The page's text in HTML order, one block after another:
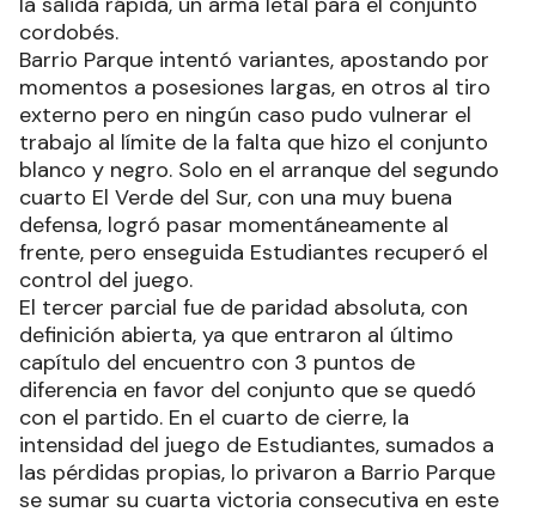
cordobés.
Barrio Parque intentó variantes, apostando por
momentos a posesiones largas, en otros al tiro
externo pero en ningún caso pudo vulnerar el
trabajo al límite de la falta que hizo el conjunto
blanco y negro. Solo en el arranque del segundo
cuarto El Verde del Sur, con una muy buena
defensa, logró pasar momentáneamente al
frente, pero enseguida Estudiantes recuperó el
control del juego.
El tercer parcial fue de paridad absoluta, con
definición abierta, ya que entraron al último
capítulo del encuentro con 3 puntos de
diferencia en favor del conjunto que se quedó
con el partido. En el cuarto de cierre, la
intensidad del juego de Estudiantes, sumados a
las pérdidas propias, lo privaron a Barrio Parque
se sumar su cuarta victoria consecutiva en este